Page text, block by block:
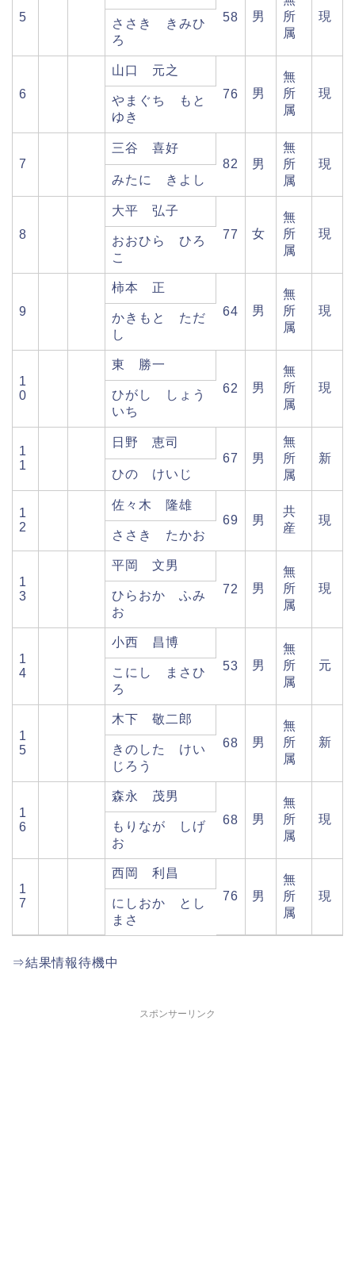
5
58
男
所
属
現
ささき きみひ
ろ
6
山口 元之
76
男
無
所
属
現
やまぐち もと
ゆき
7
三谷 喜好
82
男
無
所
属
現
みたに きよし
8
大平 弘子
77
女
無
所
属
現
おおひら ひろ
こ
9
柿本 正
64
男
無
所
属
現
かきもと ただ
し
1
0
東 勝一
62
男
無
所
属
現
ひがし しょう
いち
1
1
日野 恵司
67
男
無
所
属
新
ひの けいじ
1
2
佐々木 隆雄
69
男
共
産
現
ささき たかお
1
3
平岡 文男
72
男
無
所
属
現
ひらおか ふみ
お
1
4
小西 昌博
53
男
無
所
属
元
こにし まさひ
ろ
1
5
木下 敬二郎
68
男
無
所
属
新
きのした けい
じろう
1
6
森永 茂男
68
男
無
所
属
現
もりなが しげ
お
1
7
西岡 利昌
76
男
無
所
属
現
にしおか とし
まさ
⇒結果情報待機中
スポンサーリンク